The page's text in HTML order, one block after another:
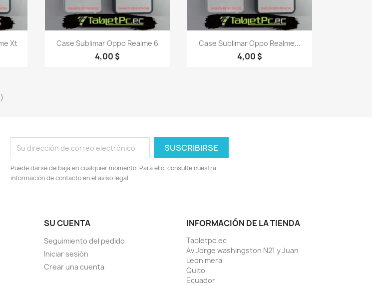
Xt Vista rápida
Case Sublimar Oppo Realme 6
4,00 $
Vista rápida
Case Sublimar Oppo Realme...
4,00 $
Puede darse de baja en cualquier momento. Para ello, consulte nuestra
información de contacto en el aviso legal.
SU CUENTA
Seguimiento del pedido
Iniciar sesión
Crear una cuenta
INFORMACIÓN DE LA TIENDA
Tabletpc.ec
Av Jorge washingston N21 y Juan
Leon mera
Quito
Ecuador